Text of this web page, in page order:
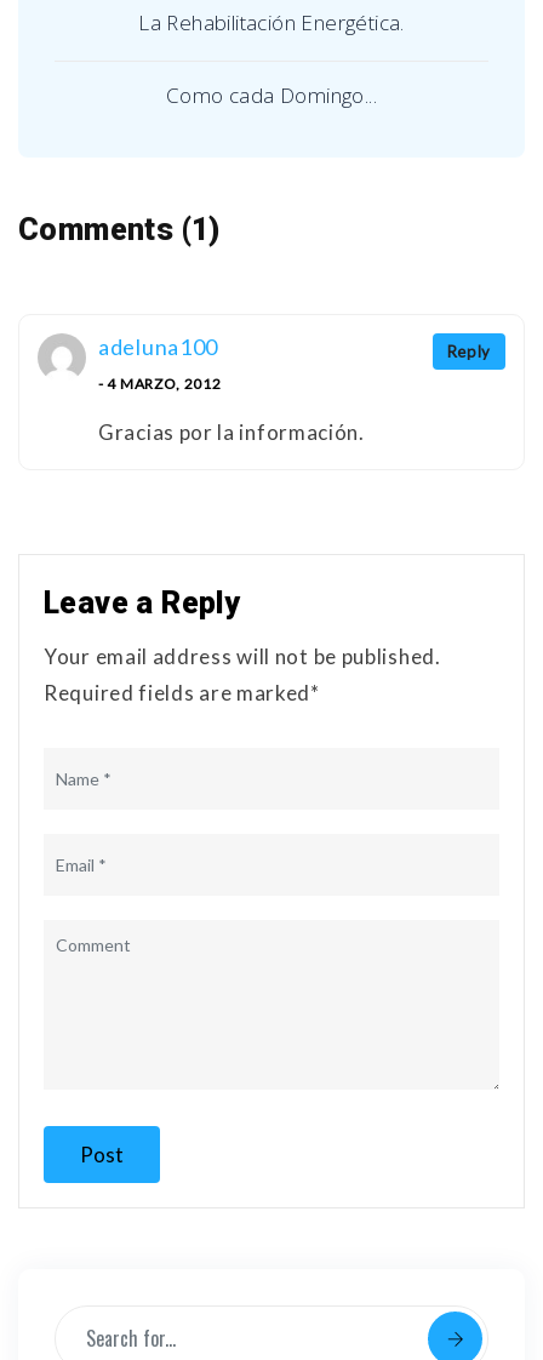
La Rehabilitación Energética.
Como cada Domingo...
Comments (1)
Reply
adeluna100
- 4 MARZO, 2012
Gracias por la información.
Leave a Reply
Your email address will not be published.
Required fields are marked*